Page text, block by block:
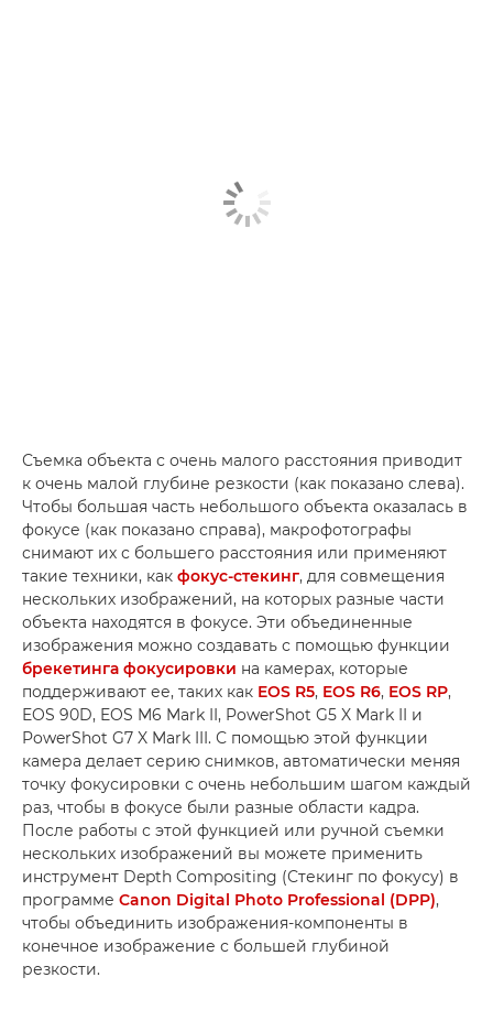
Съемка объекта с очень малого расстояния приводит
к очень малой глубине резкости (как показано слева).
Чтобы большая часть небольшого объекта оказалась в
фокусе (как показано справа), макрофотографы
снимают их с большего расстояния или применяют
такие техники, как фокус-стекинг, для совмещения
нескольких изображений, на которых разные части
объекта находятся в фокусе. Эти объединенные
изображения можно создавать с помощью функции
брекетинга фокусировки на камерах, которые
поддерживают ее, таких как EOS R5, EOS R6, EOS RP,
EOS 90D, EOS M6 Mark II, PowerShot G5 X Mark II и
PowerShot G7 X Mark III. С помощью этой функции
камера делает серию снимков, автоматически меняя
точку фокусировки с очень небольшим шагом каждый
раз, чтобы в фокусе были разные области кадра.
После работы с этой функцией или ручной съемки
нескольких изображений вы можете применить
инструмент Depth Compositing (Стекинг по фокусу) в
программе Canon Digital Photo Professional (DPP),
чтобы объединить изображения-компоненты в
конечное изображение с большей глубиной
резкости.